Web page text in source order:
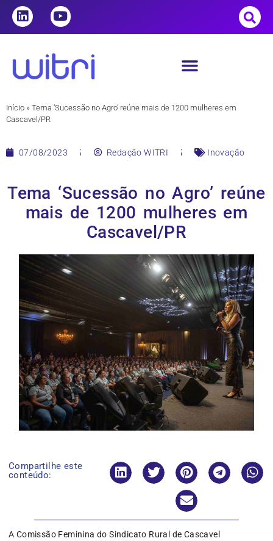
Início » Tema ‘Sucessão no Agro’ reúne mais de 1200 mulheres em
Cascavel/PR
07/08/2023 Redação WITRI Inovação
Tema ‘Sucessão no Agro’ reúne
mais de 1200 mulheres em
Cascavel/PR
Compartilhe este
conteúdo:
A Comissão Feminina do Sindicato Rural de Cascavel